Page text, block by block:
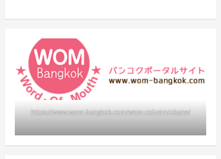
https://www.wom-bangkok.com/wom-column/okane/